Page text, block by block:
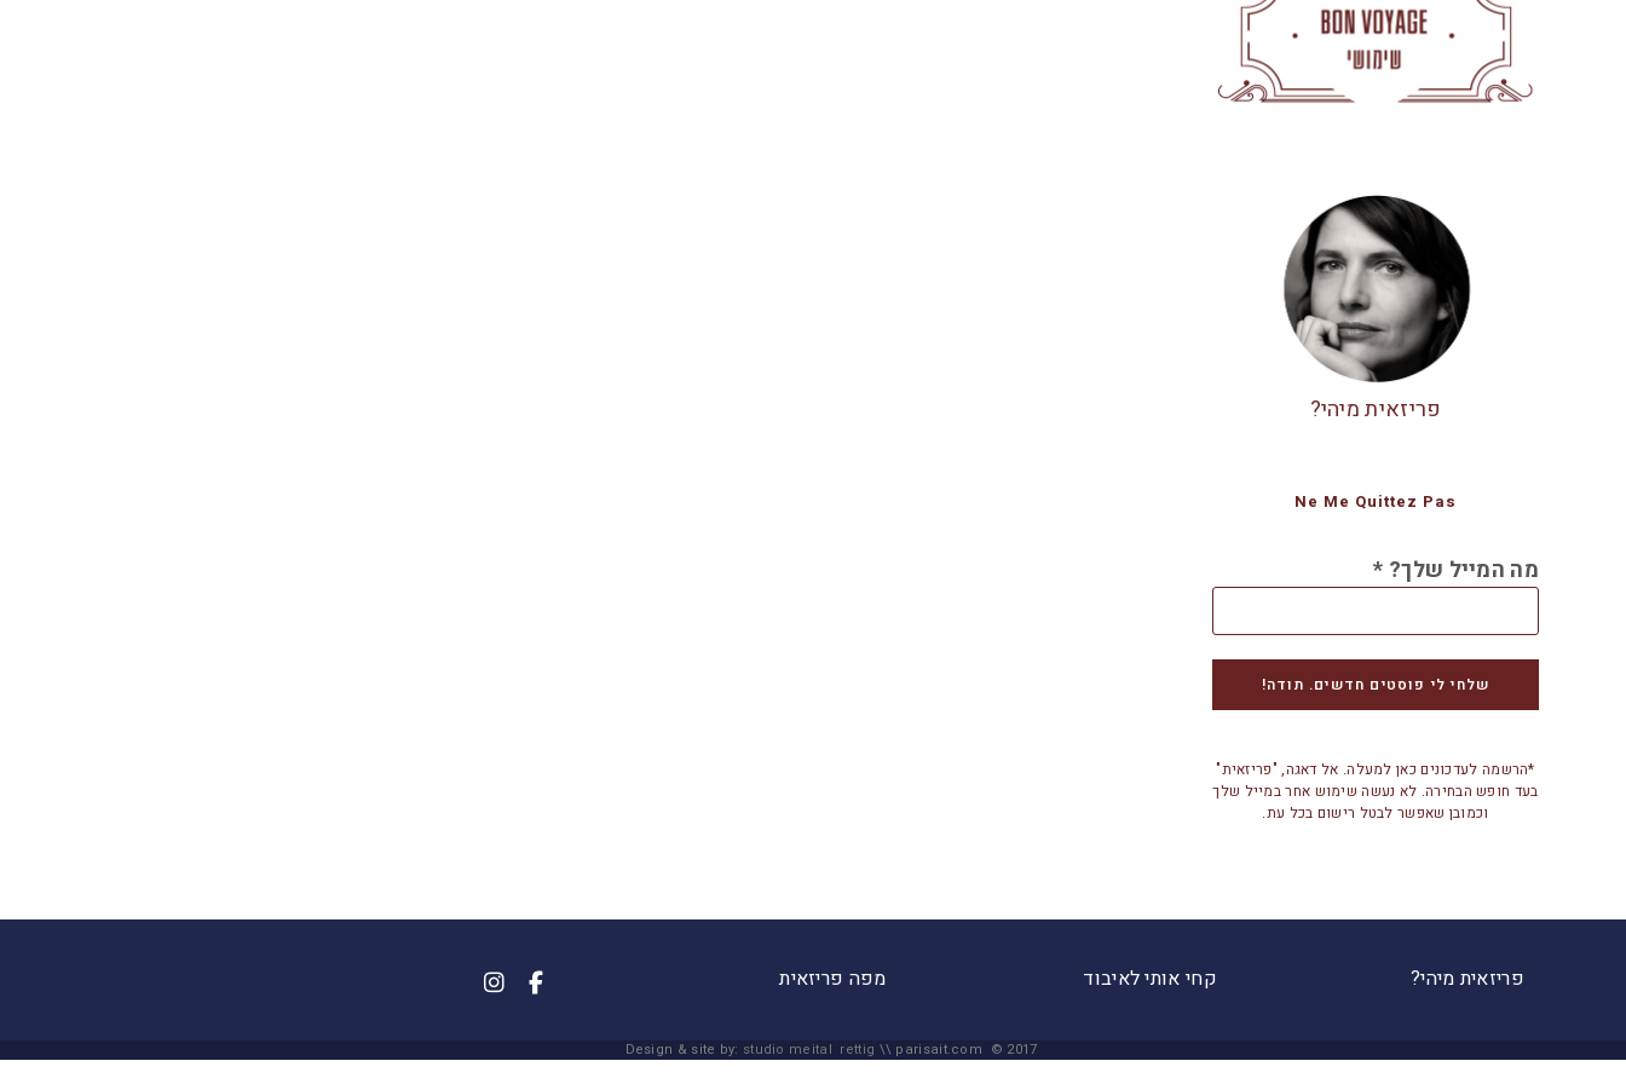
פריזאית מיהי?
Ne Me Quittez Pas
מה המייל שלך? *
*הרשמה לעדכונים כאן למעלה. אל דאגה, "פריזאית"
בעד חופש הבחירה. לא נעשה שימוש אחר במייל שלך
וכמובן שאפשר לבטל רישום בכל עת.
פריזאית מיהי? קחי אותי לאיבוד מפה פריזאית
Design & site by: studio meital rettig \\ parisait.com © 2017